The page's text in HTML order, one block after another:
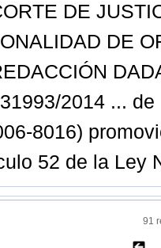
DE
DE
2014 ...
8016)
52 de la Ley
91